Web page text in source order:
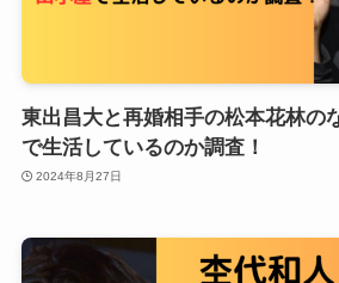
東出昌大と再婚相手の松本花林の
で生活しているのか調査！
2024年8月27日